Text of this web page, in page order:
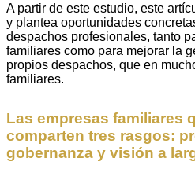
A partir de este estudio, este
y plantea oportunidades
despachos profesionales, tanto
familiares como para mejorar la
propios despachos, que en
familiares.
Las empresas familiares
comparten tres rasgos:
gobernanza y visión a